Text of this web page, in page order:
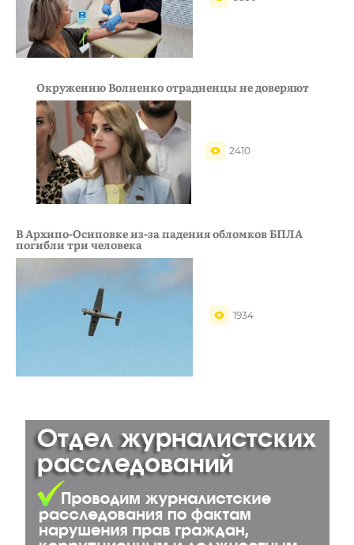
Окружению Волненко отрадненцы не доверяют
2410
В Архипо-Осиповке из-за падения обломков БПЛА
погибли три человека
1934